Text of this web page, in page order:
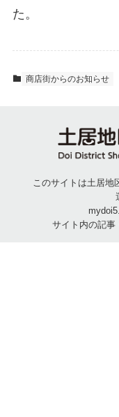
た。
商店街からのお知らせ
このサイトは土居地
サイト内の記事